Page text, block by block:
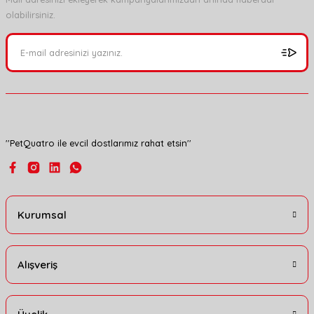
Ürün resmi kalitesiz, bozuk veya görüntülenemiyor.
Ürün bilgilerinde hatalar bulunuyor.
olabilirsiniz.
''PetQuatro ile evcil dostlarımız rahat etsin''
Kurumsal
Alışveriş